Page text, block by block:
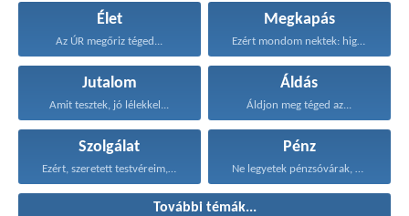
Élet
Az ÚR megőriz téged...
Megkapás
Ezért mondom nektek: higgyétek...
Jutalom
Amit tesztek, jó lélekkel...
Áldás
Áldjon meg téged az...
Szolgálat
Ezért, szeretett testvéreim, legyetek...
Pénz
Ne legyetek pénzsóvárak, érjétek...
További témák...